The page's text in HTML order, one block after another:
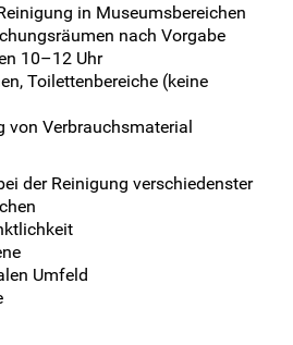
in Museumsbereichen
nach Vorgabe
10–12 Uhr
Toilettenbereiche (keine
Verbrauchsmaterial
der Reinigung verschiedenster
Umfeld